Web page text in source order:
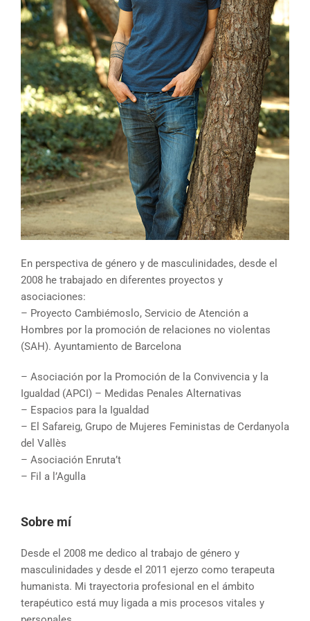
En perspectiva de género y de masculinidades, desde el
2008 he trabajado en diferentes proyectos y
asociaciones:
– Proyecto Cambiémoslo, Servicio de Atención a
Hombres por la promoción de relaciones no violentas
(SAH). Ayuntamiento de Barcelona
– Asociación por la Promoción de la Convivencia y la
Igualdad (APCI) – Medidas Penales Alternativas
– Espacios para la Igualdad
– El Safareig, Grupo de Mujeres Feministas de Cerdanyola
del Vallès
– Asociación Enruta’t
– Fil a l’Agulla
Sobre mí
Desde el 2008 me dedico al trabajo de género y
masculinidades y desde el 2011 ejerzo como terapeuta
humanista. Mi trayectoria profesional en el ámbito
terapéutico está muy ligada a mis procesos vitales y